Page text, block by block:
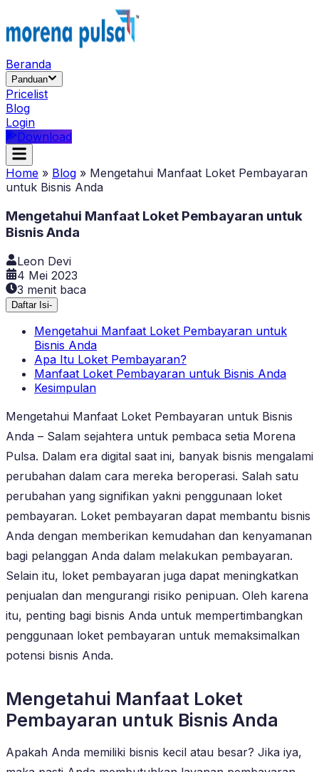
Beranda
Panduan
Pricelist
Blog
Login
Download
Home » Blog » Mengetahui Manfaat Loket Pembayaran
untuk Bisnis Anda
Mengetahui Manfaat Loket Pembayaran untuk
Bisnis Anda
Leon Devi
4 Mei 2023
3 menit baca
Daftar Isi-
Mengetahui Manfaat Loket Pembayaran untuk
Bisnis Anda
Apa Itu Loket Pembayaran?
Manfaat Loket Pembayaran untuk Bisnis Anda
Kesimpulan
Mengetahui Manfaat Loket Pembayaran untuk Bisnis
Anda – Salam sejahtera untuk pembaca setia Morena
Pulsa. Dalam era digital saat ini, banyak bisnis mengalami
perubahan dalam cara mereka beroperasi. Salah satu
perubahan yang signifikan yakni penggunaan loket
pembayaran. Loket pembayaran dapat membantu bisnis
Anda dengan memberikan kemudahan dan kenyamanan
bagi pelanggan Anda dalam melakukan pembayaran.
Selain itu, loket pembayaran juga dapat meningkatkan
penjualan dan mengurangi risiko penipuan. Oleh karena
itu, penting bagi bisnis Anda untuk mempertimbangkan
penggunaan loket pembayaran untuk memaksimalkan
potensi bisnis Anda.
Mengetahui Manfaat Loket
Pembayaran untuk Bisnis Anda
Apakah Anda memiliki bisnis kecil atau besar? Jika iya,